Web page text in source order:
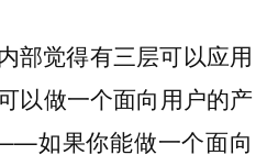
部觉得有三层可以应用
以做一个面向用户的产
如果你能做一个面向